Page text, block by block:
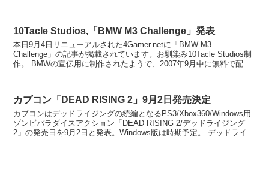
10Tacle Studios,「BMW M3 Challenge」発表
本日9月4日リニューアルされた4Gamer.netに「BMW M3
Challenge」の記事が掲載されています。お馴染み10Tacle Studios制
作。 BMWの宣伝用に制作されたようで、2007年9月中に無料で配布
カプコン「DEAD RISING 2」9月2日発売決定
カプコンはデッドライジングの続編となるPS3/Xbox360/Windows用
ゾンビパラダイスアクション「DEAD RISING 2/デッドライジング
2」の発売日を9月2日と発表。Windows版は時期予定。 デッドライジ